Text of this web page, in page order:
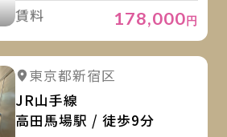
賃料 178,000円
詳細を見る
東京都新宿区
JR山手線
高田馬場駅 / 徒歩9分